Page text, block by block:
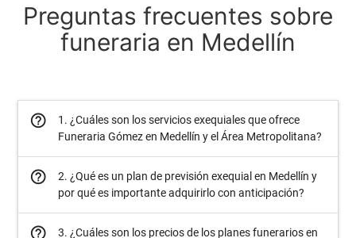
Preguntas frecuentes sobre
funeraria en Medellín
help_outline
1. ¿Cuáles son los servicios exequiales que ofrece
Funeraria Gómez en Medellín y el Área Metropolitana?
help_outline
2. ¿Qué es un plan de previsión exequial en Medellín y
por qué es importante adquirirlo con anticipación?
help_outline
3. ¿Cuáles son los precios de los planes funerarios en